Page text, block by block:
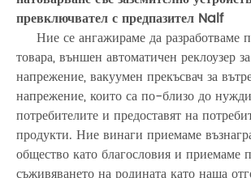
превключвател с предпазител Nalf
Ние се ангажираме да разработваме
товара, външен автоматичен реклоузер
напрежение, вакуумен прекъсвач за
напрежение, които са по-близо до
потребителите и предоставят на
продукти. Ние винаги приемаме
общество като благословия и приемаме
съживяването на родината като наша